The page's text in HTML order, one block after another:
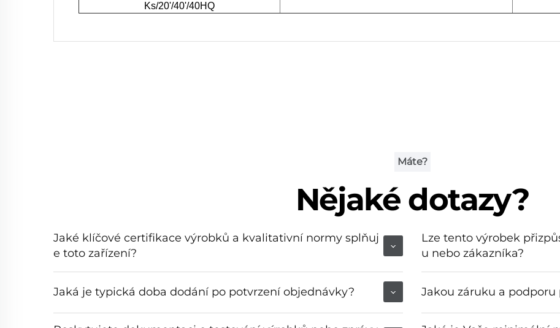
Ks/20'/40'/40HQ
Máte?
Nějaké dotazy?
Jaké klíčové certifikace výrobků a kvalitativní normy splňuj
e toto zařízení?
Jaká je typická doba dodání po potvrzení objednávky?
Lze tento výrobek
u nebo zákazníka?
Jakou záruku a